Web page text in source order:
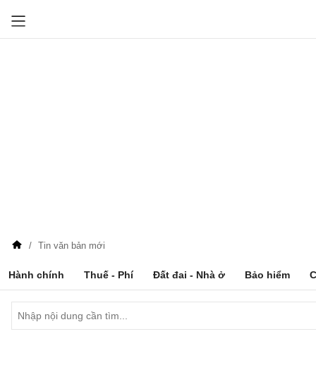
Tin văn bản mới
Hành chính Thuế - Phí Đất đai - Nhà ở Bảo hiểm